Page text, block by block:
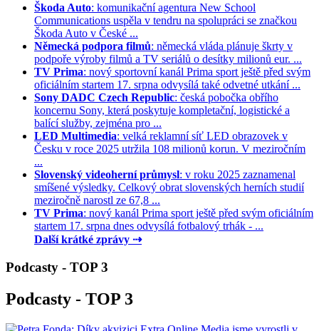
Škoda Auto: komunikační agentura New School
Communications uspěla v tendru na spolupráci se značkou
Škoda Auto v České ...
Německá podpora filmů: německá vláda plánuje škrty v
podpoře výroby filmů a TV seriálů o desítky milionů eur. ...
TV Prima: nový sportovní kanál Prima sport ještě před svým
oficiálním startem 17. srpna odvysílá také odvetné utkání ...
Sony DADC Czech Republic: česká pobočka obřího
koncernu Sony, která poskytuje kompletační, logistické a
balící služby, zejména pro ...
LED Multimedia: velká reklamní síť LED obrazovek v
Česku v roce 2025 utržila 108 milionů korun. V meziročním
...
Slovenský videoherní průmysl: v roku 2025 zaznamenal
smíšené výsledky. Celkový obrat slovenských herních studií
meziročně narostl ze 67,8 ...
TV Prima: nový kanál Prima sport ještě před svým oficiálním
startem 17. srpna dnes odvysílá fotbalový trhák - ...
Další krátké zprávy ⇢
Podcasty - TOP 3
Podcasty - TOP 3